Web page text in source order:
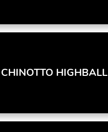
HIGHBALL